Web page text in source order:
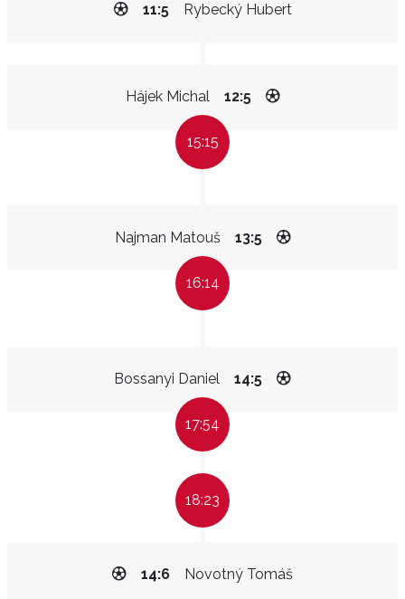
Rybecký Hubert
11:5
Hájek Michal 12:5
15:15
Najman Matouš 13:5
16:14
Bossanyi Daniel 14:5
17:54
18:23
Novotný Tomáš
14:6